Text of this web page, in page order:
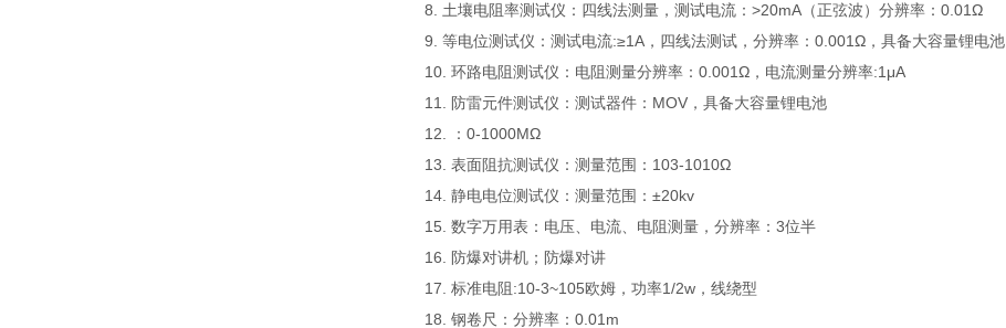
8. 土壤电阻率测试仪：四线法测量，测试电流：>20mA（正弦波）分辨率：0.01Ω
9. 等电位测试仪：测试电流:≥1A，四线法测试，分辨率：0.001Ω，具备大容量锂电池
10. 环路电阻测试仪：电阻测量分辨率：0.001Ω，电流测量分辨率:1μA
11. 防雷元件测试仪：测试器件：MOV，具备大容量锂电池
12. ：0-1000MΩ
13. 表面阻抗测试仪：测量范围：103-1010Ω
14. 静电电位测试仪：测量范围：±20kv
15. 数字万用表：电压、电流、电阻测量，分辨率：3位半
16. 防爆对讲机；防爆对讲
17. 标准电阻:10-3~105欧姆，功率1/2w，线绕型
18. 钢卷尺：分辨率：0.01m